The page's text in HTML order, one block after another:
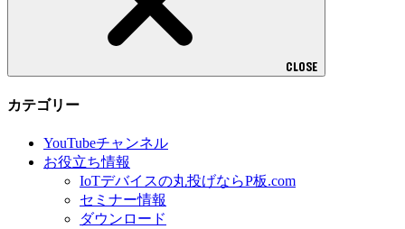
CLOSE
カテゴリー
YouTubeチャンネル
お役立ち情報
IoTデバイスの丸投げならP板.com
セミナー情報
ダウンロード